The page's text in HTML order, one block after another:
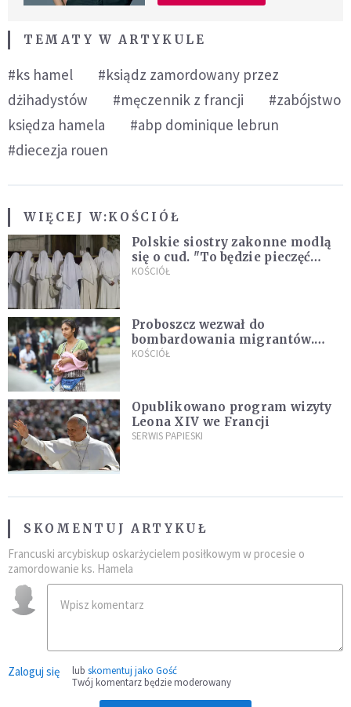
TEMATY W ARTYKULE
#ks hamel
#ksiądz zamordowany przez
dżihadystów
#męczennik z francji
#zabójstwo
księdza hamela
#abp dominique lebrun
#diecezja rouen
WIĘCEJ W:KOŚCIÓŁ
Polskie siostry zakonne modlą
się o cud. "To będzie pieczęć
Pana Boga dla naszej wiary"
KOŚCIÓŁ
Proboszcz wezwał do
bombardowania migrantów.
"Masowy ogień przeciwko
KOŚCIÓŁ
Opublikowano program wizyty
Leona XIV we Francji
SERWIS PAPIESKI
SKOMENTUJ ARTYKUŁ
Francuski arcybiskup oskarżycielem posiłkowym w procesie o
zamordowanie ks. Hamela
Zaloguj się lub skomentuj jako Gość
Twój komentarz będzie moderowany